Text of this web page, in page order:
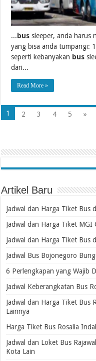
... bus sleeper, anda harus
yang bisa anda tumpangi:
seperti kebanyakan bus
dari...
Read More »
1 2 3 4 5 »
Artikel Baru
Jadwal dan Harga Tiket Bus
Jadwal dan Harga Tiket MGI
Jadwal dan Harga Tiket Bus
Jadwal Bus Bojonegoro
6 Perlengkapan yang Wajib
Jadwal Keberangkatan Bus
Jadwal dan Harga Tiket Bus
Lainnya
Harga Tiket Bus Rosalia
Jadwal dan Loket Bus
Kota Lain